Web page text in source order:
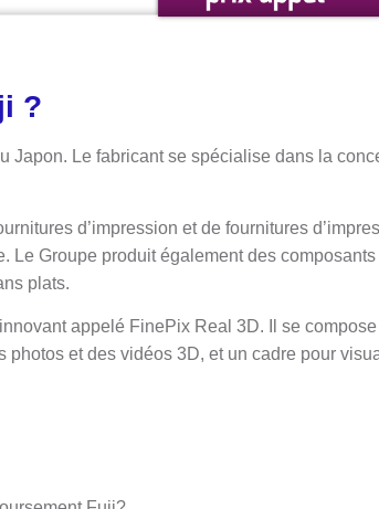
?
Japon. Le fabricant se spécialise dans la
d’impression et de fournitures
Le Groupe produit également des
plats.
appelé FinePix Real 3D. Il se
et des vidéos 3D, et un cadre pour